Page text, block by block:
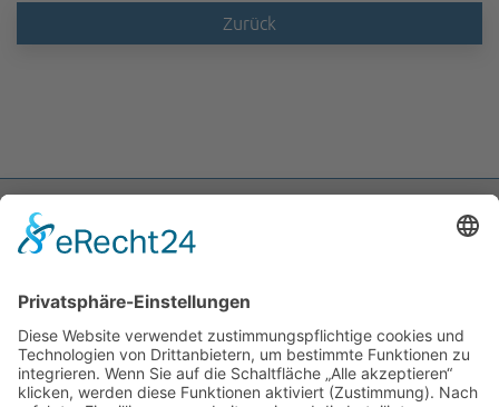
Zurück
ABIT Ingenieure Dr. Trautmann GmbH
Marlene-Dietrich-Allee 14A
14482 Potsdam